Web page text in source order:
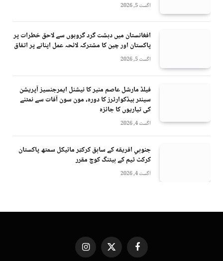
اگست 5, 2026
افغانستان میں دہشت گرد گروہوں سے لاحق خطرات پر
پاکستان اور چین کا مشترکہ لائحہ عمل اپنانے پر اتفاق
اگست 5, 2026
فیلڈ مارشل عاصم منیر کا نیشنل ایمرجنسیز آپریشن
سینٹر ہیڈکوارٹرز کا دورہ، مون سون آفات سے نمٹنے
کی تیاریوں کا جائزہ
اگست 4, 2026
جنوبي افريقه کے سابق کرکټر مائیکل سمتھ پاکستان
کرکٹ ٹیم کے بیٹنگ کوچ مقرر
اگست 4, 2026
Facebook
X
Instagram